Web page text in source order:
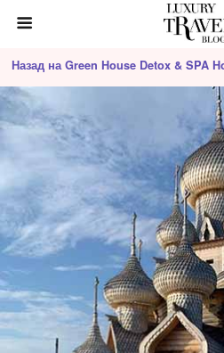
Назад на Green House Detox & SPA